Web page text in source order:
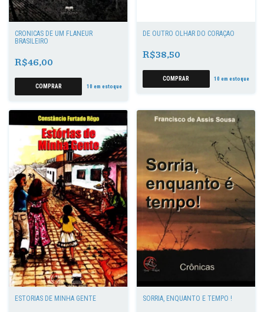
CRÔNICAS DE UM FLÂNEUR
BRASILEIRO
R$46,00
10 em estoque
DE OUTRO OLHAR DO CORAÇÃO
R$38,50
10 em estoque
ESTÓRIAS DE MINHA GENTE SORRIA, ENQUANTO É TEMPO !